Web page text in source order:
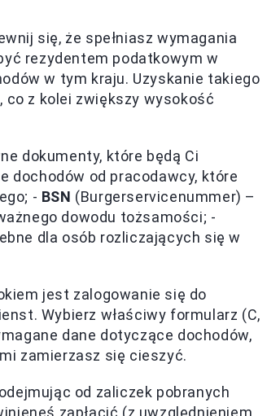
się, że spełniasz wymagania
rezydentem podatkowym w
w tym kraju. Uzyskanie takiego
z kolei zwiększy wysokość
dokumenty, które będą Ci
dochodów od pracodawcy, które
- BSN (Burgerservicenummer) –
dowodu tożsamości; -
dla osób rozliczających się w
jest zalogowanie się do
Wybierz właściwy formularz (C,
dane dotyczące dochodów,
zamierzasz się cieszyć.
od zaliczek pobranych
zapłacić (z uwzględnieniem